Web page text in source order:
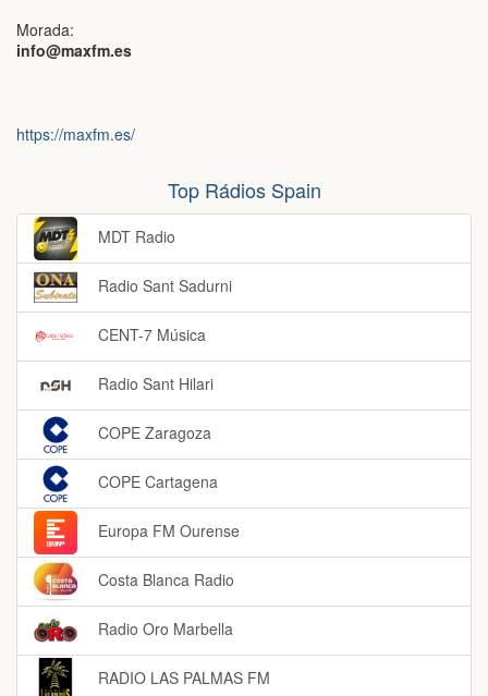
Morada:
info@maxfm.es
https://maxfm.es/
Top Rádios Spain
MDT Radio
Radio Sant Sadurni
CENT-7 Música
Radio Sant Hilari
COPE Zaragoza
COPE Cartagena
Europa FM Ourense
Costa Blanca Radio
Radio Oro Marbella
RADIO LAS PALMAS FM